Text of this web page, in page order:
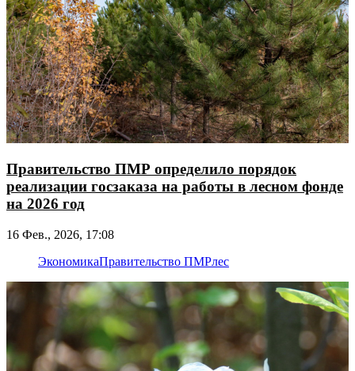
Правительство ПМР определило порядок
реализации госзаказа на работы в лесном фонде
на 2026 год
16 Фев., 2026, 17:08
ЭкономикаПравительство ПМРлес